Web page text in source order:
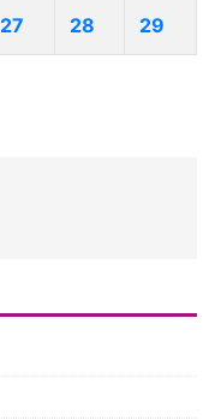
27 28 29